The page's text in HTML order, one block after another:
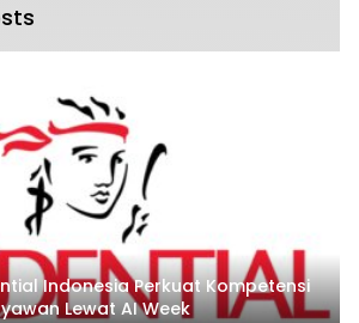
Indonesia Perkuat Kompetensi
Lewat AI Week